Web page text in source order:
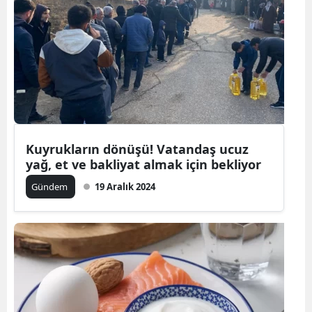
Kuyrukların dönüşü! Vatandaş ucuz
yağ, et ve bakliyat almak için bekliyor
Gündem 19 Aralık 2024